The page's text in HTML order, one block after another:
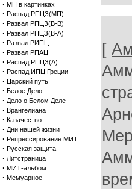
· МП в картинках
· Распад РПЦЗ(МП)
· Развал РПЦЗ(В-В)
· Развал РПЦЗ(В-А)
· Развал РИПЦ
· Развал РПАЦ
· Распад РПЦЗ(А)
· Распад ИПЦ Греции
· Царский путь
· Белое Дело
· Дело о Белом Деле
· Врангелиана
· Казачество
· Дни нашей жизни
· Репрессирование МИТ
· Русская защита
· Литстраница
· МИТ-альбом
· Мемуарное
[